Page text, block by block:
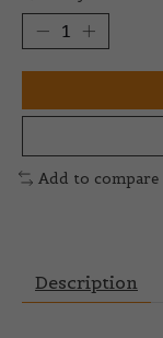
Add to compare
Description